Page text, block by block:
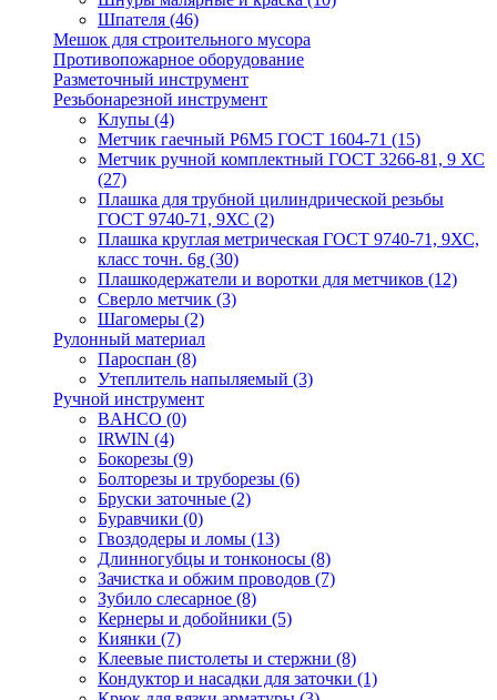
Шпателя (46)
Мешок для строительного мусора
Противопожарное оборудование
Разметочный инструмент
Резьбонарезной инструмент
Клупы (4)
Метчик гаечный Р6М5 ГОСТ 1604-71 (15)
Метчик ручной комплектный ГОСТ 3266-81, 9 ХС
(27)
Плашка для трубной цилиндрической резьбы
ГОСТ 9740-71, 9ХС (2)
Плашка круглая метрическая ГОСТ 9740-71, 9ХС,
класс точн. 6g (30)
Плашкодержатели и воротки для метчиков (12)
Сверло метчик (3)
Шагомеры (2)
Рулонный материал
Пароспан (8)
Утеплитель напыляемый (3)
Ручной инструмент
BAHCO (0)
IRWIN (4)
Бокорезы (9)
Болторезы и труборезы (6)
Бруски заточные (2)
Буравчики (0)
Гвоздодеры и ломы (13)
Длинногубцы и тонконосы (8)
Зачистка и обжим проводов (7)
Зубило слесарное (8)
Кернеры и добойники (5)
Киянки (7)
Клеевые пистолеты и стержни (8)
Кондуктор и насадки для заточки (1)